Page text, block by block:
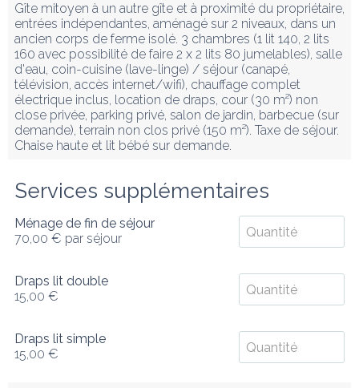
Gîte mitoyen à un autre gîte et à proximité du propriétaire,
entrées indépendantes, aménagé sur 2 niveaux, dans un
ancien corps de ferme isolé. 3 chambres (1 lit 140, 2 lits
160 avec possibilité de faire 2 x 2 lits 80 jumelables), salle
d'eau, coin-cuisine (lave-linge) / séjour (canapé,
télévision, accès internet/wifi), chauffage complet
électrique inclus, location de draps, cour (30 m²) non
close privée, parking privé, salon de jardin, barbecue (sur
demande), terrain non clos privé (150 m²). Taxe de séjour.
Chaise haute et lit bébé sur demande.
Services supplémentaires
Ménage de fin de séjour
70,00 € par séjour
Draps lit double
15,00 €
Draps lit simple
15,00 €